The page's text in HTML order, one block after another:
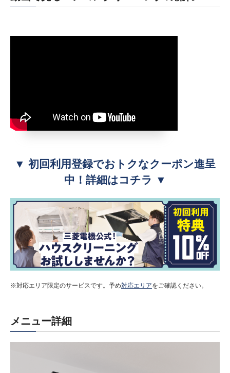
▼ 初回利用登録でおトクなクーポン進呈
中！詳細はコチラ ▼
※対応エリア限定のサービスです。予め対応エリアをご確認ください。
メニュー詳細